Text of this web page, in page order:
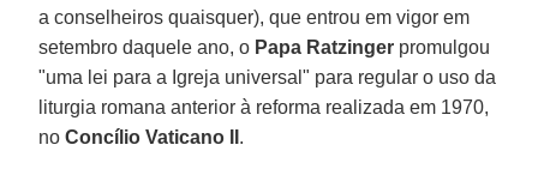
a conselheiros quaisquer), que entrou em vigor em
setembro daquele ano, o Papa Ratzinger promulgou
"uma lei para a Igreja universal" para regular o uso da
liturgia romana anterior à reforma realizada em 1970,
noConcílio Vaticano II .